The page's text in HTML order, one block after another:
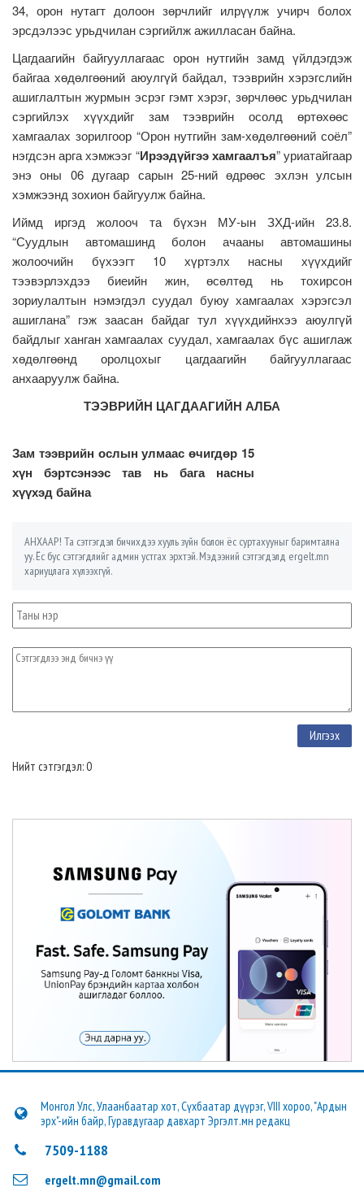
34, орон нутагт долоон зөрчлийг илрүүлж учирч болох
эрсдэлээс урьдчилан сэргийлж ажилласан байна.
Цагдаагийн байгууллагаас орон нутгийн замд үйлдэгдэж
байгаа хөдөлгөөний аюулгүй байдал, тээврийн хэрэгслийн
ашиглалтын журмын эсрэг гэмт хэрэг, зөрчлөөс урьдчилан
сэргийлэх хүүхдийг зам тээврийн осолд өртөхөөс
хамгаалах зорилгоор “Орон нутгийн зам-хөдөлгөөний соёл”
нэгдсэн арга хэмжээг “Ирээдүйгээ хамгаалъя” уриатайгаар
энэ оны 06 дугаар сарын 25-ний өдрөөс эхлэн улсын
хэмжээнд зохион байгуулж байна.
Иймд иргэд жолооч та бүхэн МУ-ын ЗХД-ийн 23.8.
“Суудлын автомашинд болон ачааны автомашины
жолоочийн бүхээгт 10 хүртэлх насны хүүхдийг
тээвэрлэхдээ биеийн жин, өсөлтөд нь тохирсон
зориулалтын нэмэгдэл суудал буюу хамгаалах хэрэгсэл
ашиглана” гэж заасан байдаг тул хүүхдийнхээ аюулгүй
байдлыг ханган хамгаалах суудал, хамгаалах бүс ашиглаж
хөдөлгөөнд оролцохыг цагдаагийн байгууллагаас
анхааруулж байна.
ТЭЭВРИЙН ЦАГДААГИЙН АЛБА
Зам тээврийн ослын улмаас өчигдөр 15
хүн бэртсэнээс тав нь бага насны
хүүхэд байна
АНХААР! Та сэтгэгдэл бичихдээ хууль зүйн болон ёс суртахууныг баримтална
уу. Ёс бус сэтгэгдлийг админ устгах эрхтэй. Мэдээний сэтгэгдэлд ergelt.mn
хариуцлага хүлээхгүй.
Нийт сэтгэгдэл: 0
Монгол Улс, Улаанбаатар хот, Сүхбаатар дүүрэг, VIII хороо, "Ардын
эрх"-ийн байр, Гуравдугаар давхарт Эргэлт.мн редакц
7509-1188
ergelt.mn@gmail.com